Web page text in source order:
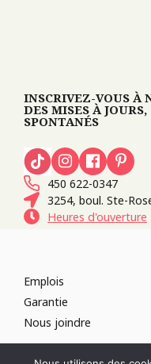
INSCRIVEZ-VOUS À
DES MISES À
SPONTANÉS
450 622-0347
3254, boul. Ste-
Heures d'ouverture
Emplois
Garantie
Nous joindre